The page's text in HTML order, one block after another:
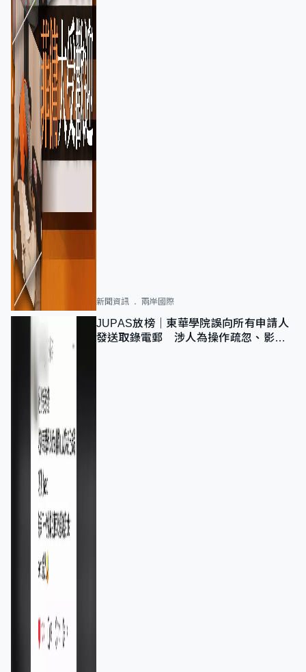
新聞資訊 兩岸國際
JUPAS放榜｜東華學院誤向所有申請人
發送取錄電郵 涉人為操作疏忽、影響